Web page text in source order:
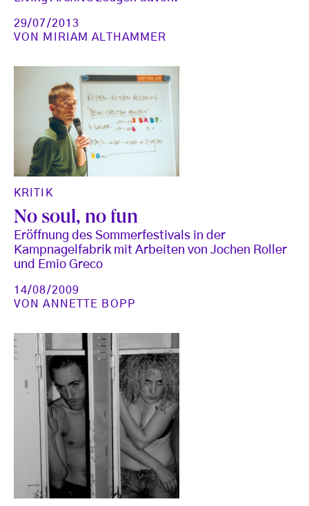
29/07/2013
VON MIRIAM ALTHAMMER
KRITIK
No soul, no fun
Eröffnung des Sommerfestivals in der
Kampnagelfabrik mit Arbeiten von Jochen Roller
und Emio Greco
14/08/2009
VONANNETTE BOPP